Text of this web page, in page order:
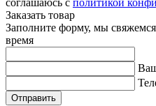
соглашаюсь с политикой
Заказать товар
Заполните форму, мы
время
Отправить